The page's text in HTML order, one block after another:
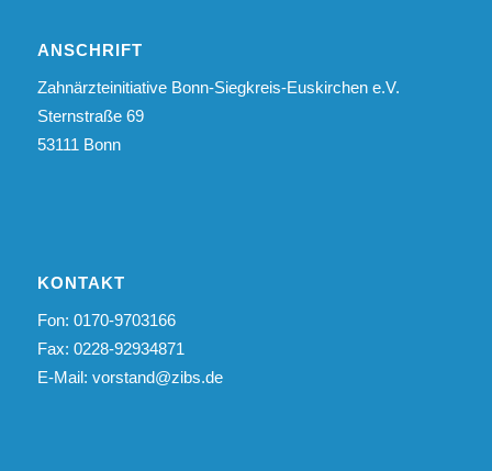
ANSCHRIFT
Zahnärzteinitiative Bonn-Siegkreis-Euskirchen e.V.
Sternstraße 69
53111 Bonn
KONTAKT
Fon: 0170-9703166
Fax: 0228-92934871
E-Mail: vorstand@zibs.de